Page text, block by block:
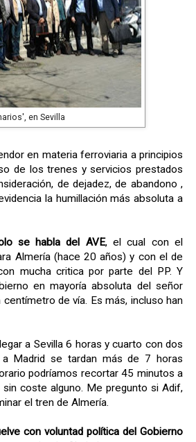
en Sevilla
en materia ferroviaria a principios
de los trenes y servicios prestados
de dejadez, de abandono ,
la humillación más absoluta a
se habla del AVE, el cual con el
Almería (hace 20 años) y con el de
mucha critica por parte del PP. Y
en mayoría absoluta del señor
de vía. Es más, incluso han
a Sevilla 6 horas y cuarto con dos
Madrid se tardan más de 7 horas
podríamos recortar 45 minutos a
coste alguno. Me pregunto si Adif,
el tren de Almería.
con voluntad política del Gobierno